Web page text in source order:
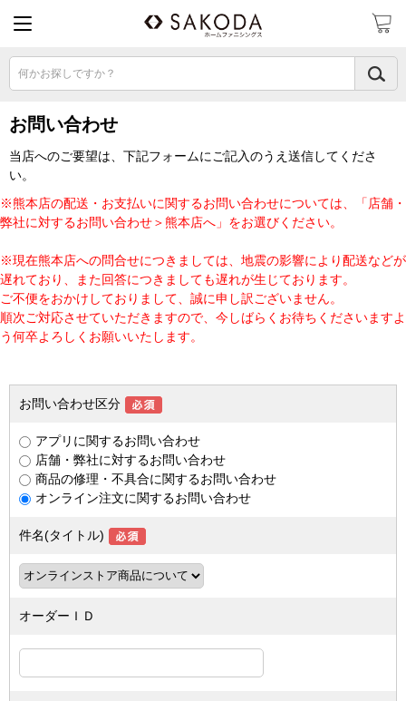
何かお探しですか？
お問い合わせ
当店へのご要望は、下記フォームにご記入のうえ送信してくださ
い。
※熊本店の配送・お支払いに関するお問い合わせについては、「店舗・
弊社に対するお問い合わせ＞熊本店へ」をお選びください。
※現在熊本店への問合せにつきましては、地震の影響により配送などが
遅れており、また回答につきましても遅れが生じております。
ご不便をおかけしておりまして、誠に申し訳ございません。
順次ご対応させていただきますので、今しばらくお待ちくださいますよ
う何卒よろしくお願いいたします。
お問い合わせ区分
アプリに関するお問い合わせ
店舗・弊社に対するお問い合わせ
商品の修理・不具合に関するお問い合わせ
オンライン注文に関するお問い合わせ
件名(タイトル)
オーダーＩＤ